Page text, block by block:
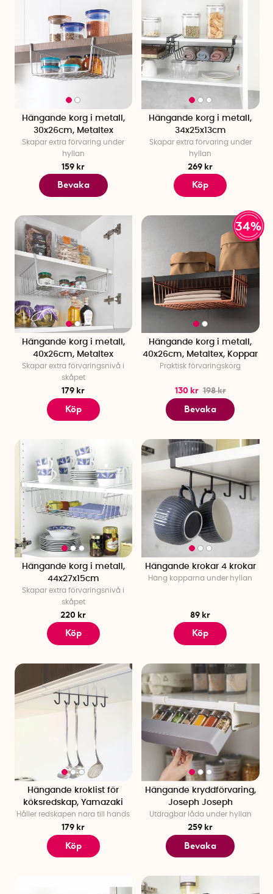
Hängande korg i metall,
30x26cm, Metaltex
Skapar extra förvaring under
hyllan
159 kr
Bevaka
Hängande korg i metall,
34x25x13cm
Skapar extra förvaring under
hyllan
269 kr
Köp
Hängande korg i metall,
40x26cm, Metaltex
Skapar extra förvaringsnivå i
skåpet
179 kr
Köp
34%
Hängande korg i metall,
40x26cm, Metaltex, Koppar
Praktisk förvaringskorg
130 kr 198 kr
Bevaka
Hängande korg i metall,
44x27x15cm
Skapar extra förvaringsnivå i
skåpet
220 kr
Köp
Hängande krokar 4 krokar
Häng kopparna under hyllan
89 kr
Köp
Hängande kroklist för
köksredskap, Yamazaki
Håller redskapen nära till hands
179 kr
Köp
Hängande kryddförvaring,
Joseph Joseph
Utdragbar låda under hyllan
259 kr
Bevaka